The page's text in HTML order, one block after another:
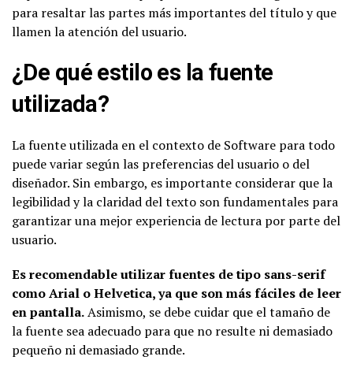
para resaltar las partes más importantes del título y que
llamen la atención del usuario.
¿De qué estilo es la fuente
utilizada?
La fuente utilizada en el contexto de Software para todo
puede variar según las preferencias del usuario o del
diseñador. Sin embargo, es importante considerar que la
legibilidad y la claridad del texto son fundamentales para
garantizar una mejor experiencia de lectura por parte del
usuario.
Es recomendable utilizar fuentes de tipo sans-serif
como Arial o Helvetica, ya que son más fáciles de leer
en pantalla.Asimismo, se debe cuidar que el tamaño de
la fuente sea adecuado para que no resulte ni demasiado
pequeño ni demasiado grande.